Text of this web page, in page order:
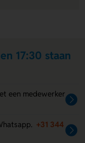
17:30 staan
een medewerker
+31 344